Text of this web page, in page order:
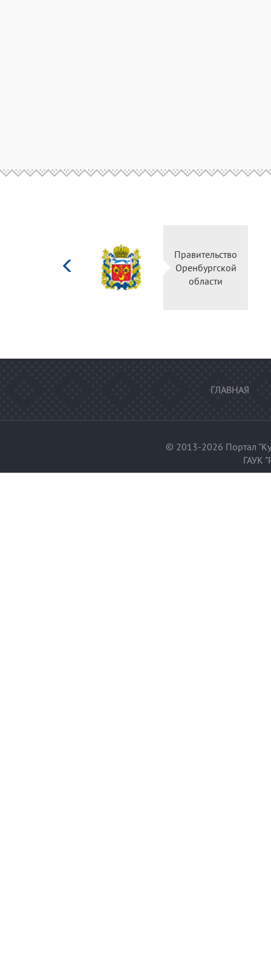
культуры
Российской
Правительство
Оренбургской
области
ГЛАВНАЯ
© 2013-2026 Портал
ГАУК